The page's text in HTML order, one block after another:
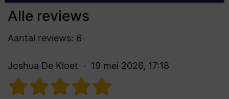
Alle reviews
Aantal reviews: 6
Joshua De Kloet 19 mei 2026, 17:18